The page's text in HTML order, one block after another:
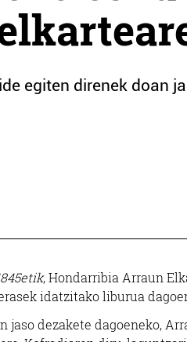
egiten direnek doan
, Hondarribia Arraun
idatzitako liburua
jaso dezakete dagoeneko,